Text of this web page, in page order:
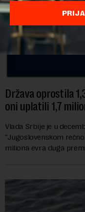
Država oprostila
oni uplatili 1,7
Vlada Srbije je u
"Jugoslovenskom
miliona evra duga